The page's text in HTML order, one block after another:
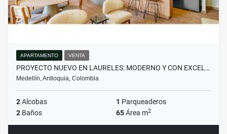
APARTAMENTO VENTA
PROYECTO NUEVO EN LAURELES: MODERNO Y CON EXCEL…
Medellín, Antioquia, Colombia
2Alcobas 1 Parqueaderos
2 Baños 65Área m2